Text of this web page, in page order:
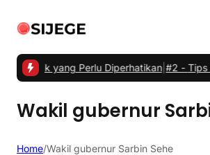
yang Perlu Diperhatikan|#2 - Tips
Wakil gubernur
Home/Wakil gubernur Sarbin Sehe